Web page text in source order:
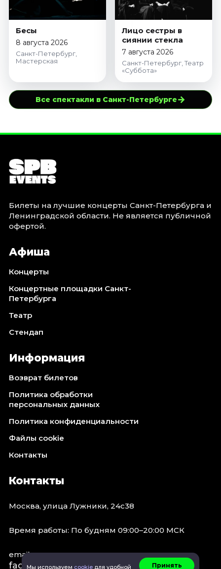
Бесы
8 августа 2026
Санкт-Петербург,
Мастерская
Лицо сестры в
сиянии стекла
7 августа 2026
Санкт-Петербург, Театр
«Суббота»
Все спектакли в Санкт-Петербурге→
Билеты на лучшие концерты Санкт-Петербурга и
Ленинградской области. Не является публичной
офертой.
Афиша
Концерты
Концертные площадки Санкт-
Петербурга
Театр
Стендап
Информация
Возврат билетов
Политика обработки
персональных данных
Политика конфиденциальности
Файлы cookie
Контакты
Контакты
Москва, улица Лужники, 24с38
Время работы: По будням 09:00–20:00 МСК
email:
faq@spb.events
Мы используем cookie для удобной Принять